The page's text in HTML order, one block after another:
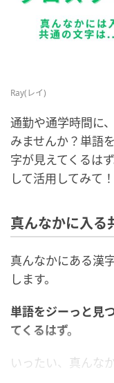
Ray(レイ)
通勤や通学時間に
みませんか？単語
字が見えてくるは
して活用してみて！
真んなかに入る
真んなかにある漢
します。
単語をジーっと見
てくるはず。
いったい、真んな